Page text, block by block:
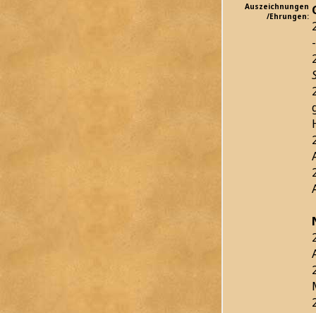
Auszeichnungen
/Ehrungen: